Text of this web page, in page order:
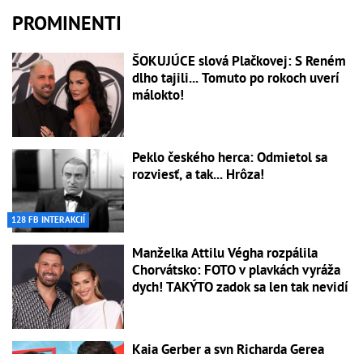
PROMINENTI
ŠOKUJÚCE slová Plačkovej: S Reném
dlho tajili... Tomuto po rokoch uverí
málokto!
128 FB INTERAKCIÍ
Peklo českého herca: Odmietol sa
rozviesť, a tak... Hrôza!
Manželka Attilu Végha rozpálila
Chorvátsko: FOTO v plavkách vyráža
dych! TAKÝTO zadok sa len tak nevidí
Kaia Gerber a syn Richarda Gerea